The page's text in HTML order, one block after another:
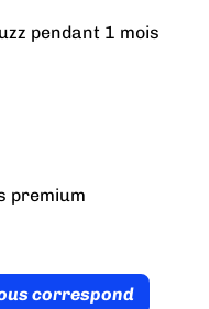
pendant 1 mois
premium
correspond